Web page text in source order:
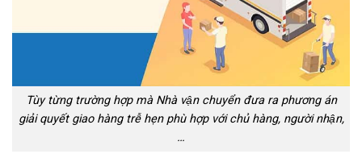
Tùy từng trường hợp mà Nhà vận chuyển đưa ra phương án
giải quyết giao hàng trễ hẹn phù hợp với chủ hàng, người nhận,
…